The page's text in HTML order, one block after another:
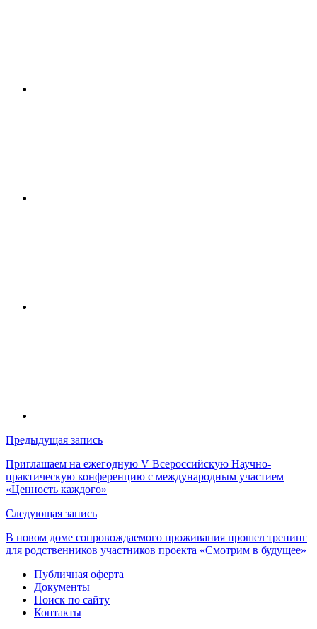
Навигация
по
записям
Предыдущая запись
Приглашаем на ежегодную V Всероссийскую Научно-
практическую конференцию с международным участием
«Ценность каждого»
Следующая запись
В новом доме сопровождаемого проживания прошел тренинг
для родственников участников проекта «Смотрим в будущее»
Публичная оферта
Документы
Поиск по сайту
Контакты